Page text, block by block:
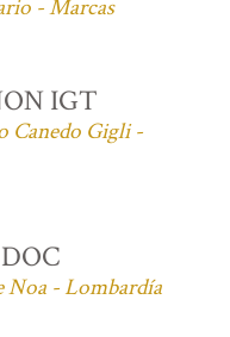
- Marcas
IGT
Canedo Gigli -
Noa - Lombardía